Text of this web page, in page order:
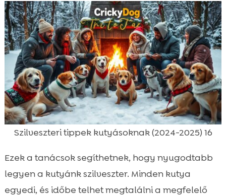
Szilveszteri tippek kutyásoknak (2024-2025) 16
Ezek a tanácsok segíthetnek, hogy nyugodtabb
legyen a kutyánk szilveszter. Minden kutya
egyedi, és időbe telhet megtalálni a megfelelő